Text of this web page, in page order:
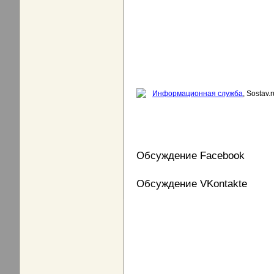
Информационная служба,
Обсуждение Facebook
Обсуждение VKontakte